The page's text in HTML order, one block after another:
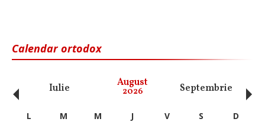
Calendar ortodox
Iulie August
2026 Septembrie
‹ L M M J V S
D